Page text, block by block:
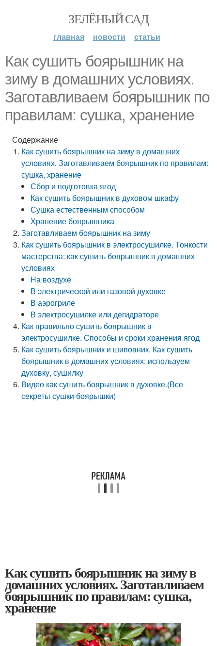
ЗЕЛЁНЫЙ САД
главная новости статьи
Как сушить боярышник на
зиму в домашних условиях.
Заготавливаем боярышник по
правилам: сушка, хранение
Содержание
Как сушить боярышник на зиму в домашних
условиях. Заготавливаем боярышник по правилам:
сушка, хранение
Сбор и подготовка ягод
Как сушить боярышник в духовом шкафу
Сушка естественным способом
Хранение боярышника
Заготавливаем боярышник на зиму
Как сушить боярышник в электросушилке. Тонкости
мастерства: как сушить боярышник в домашних
условиях
На воздухе
В электрической или газовой духовке
В аэрогриле
В электросушилке или дегидраторе
Как правильно сушить боярышник в
электросушилке. Способы и сроки хранения ягод
Как сушить боярышник и шиповник. Как сушить
боярышник в домашних условиях: используем
духовку, сушилку
Видео как сушить боярышник в духовке.(Все
секреты сушки боярышки)
Как сушить боярышник на зиму в
домашних условиях. Заготавливаем
боярышник по правилам: сушка,
хранение